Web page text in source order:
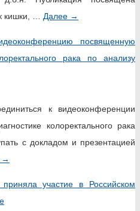
кишки, … Далее →
посвященную
рака по анализу
к видеоконференции
колоректального рака
с докладом и презентацией
→
участие в Российском